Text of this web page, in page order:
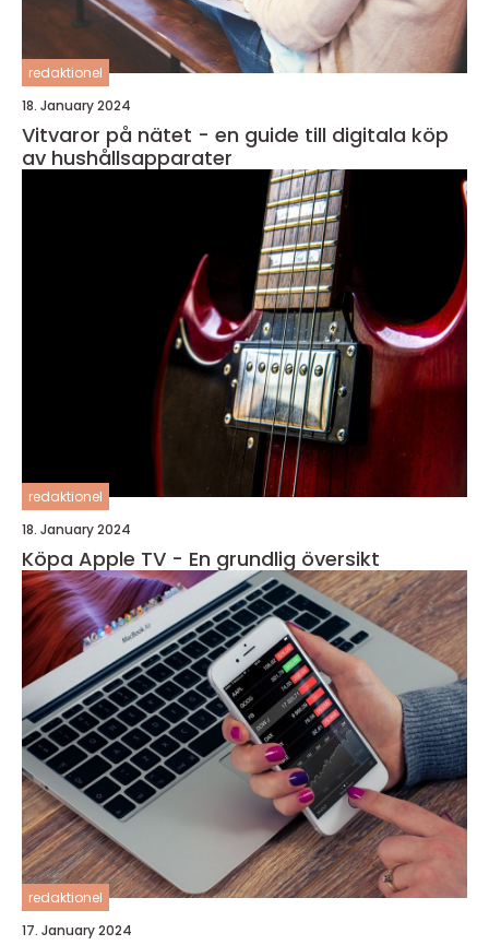
redaktionel
18. January 2024
Vitvaror på nätet - en guide till digitala köp
av hushållsapparater
redaktionel
18. January 2024
Köpa Apple TV - En grundlig översikt
redaktionel
17. January 2024